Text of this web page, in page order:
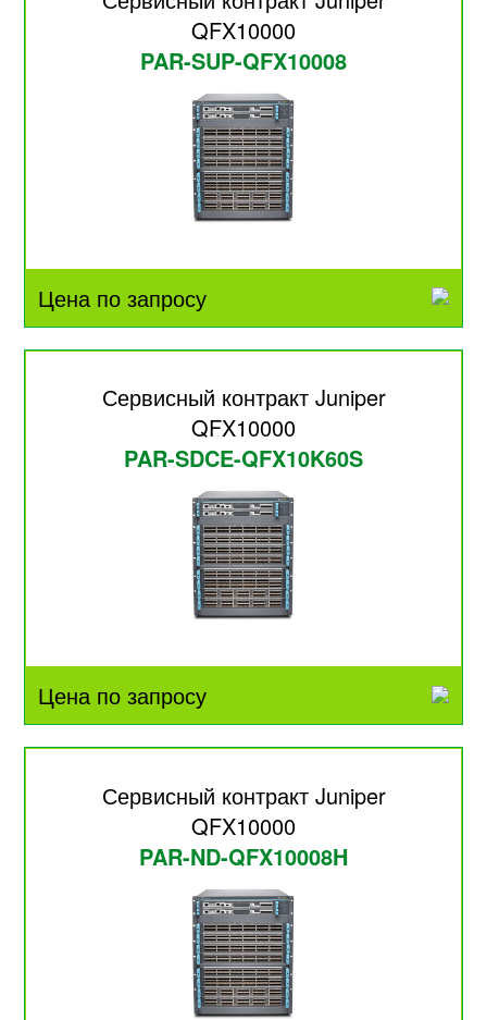
QFX10000
PAR-SUP-QFX10008
Цена по запросу
Сервисный контракт Juniper
QFX10000
PAR-SDCE-QFX10K60S
Цена по запросу
Сервисный контракт Juniper
QFX10000
PAR-ND-QFX10008H